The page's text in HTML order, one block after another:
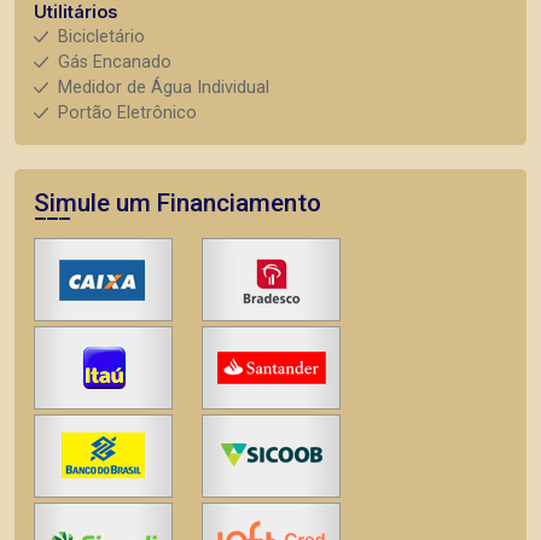
Utilitários
Bicicletário
Gás Encanado
Medidor de Água Individual
Portão Eletrônico
Simule um Financiamento